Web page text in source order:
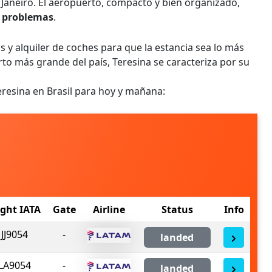
.
alquiler de coches para que la estancia sea lo más
más grande del país, Teresina se caracteriza por su
en Brasil para hoy y mañana:
IATA Gate Airline Status
Info
JJ9054
- landed
- landed